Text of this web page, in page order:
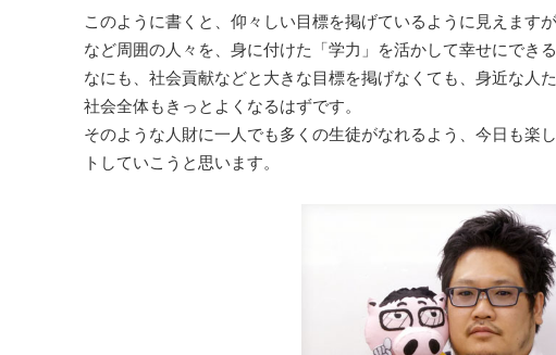
このように書くと、仰々しい目標を掲げているように見えます
など周囲の人々を、身に付けた「学力」を活かして幸せにでき
なにも、社会貢献などと大きな目標を掲げなくても、身近な人
社会全体もきっとよくなるはずです。
そのような人財に一人でも多くの生徒がなれるよう、今日も楽
トしていこうと思います。